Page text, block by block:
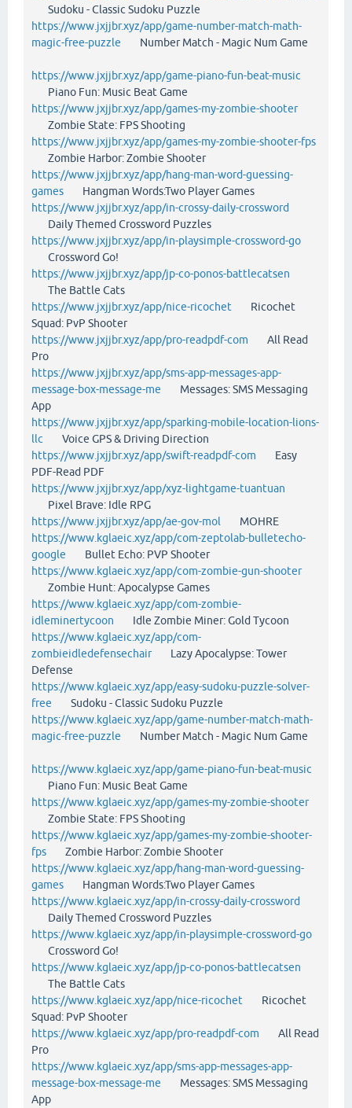
Sudoku - Classic Sudoku Puzzle
https://www.jxjjbr.xyz/app/game-number-match-math-
magic-free-puzzle Number Match - Magic Num Game
https://www.jxjjbr.xyz/app/game-piano-fun-beat-music
Piano Fun: Music Beat Game
https://www.jxjjbr.xyz/app/games-my-zombie-shooter
Zombie State: FPS Shooting
https://www.jxjjbr.xyz/app/games-my-zombie-shooter-fps
Zombie Harbor: Zombie Shooter
https://www.jxjjbr.xyz/app/hang-man-word-guessing-
games Hangman Words:Two Player Games
https://www.jxjjbr.xyz/app/in-crossy-daily-crossword
Daily Themed Crossword Puzzles
https://www.jxjjbr.xyz/app/in-playsimple-crossword-go
Crossword Go!
https://www.jxjjbr.xyz/app/jp-co-ponos-battlecatsen
The Battle Cats
https://www.jxjjbr.xyz/app/nice-ricochet Ricochet
Squad: PvP Shooter
https://www.jxjjbr.xyz/app/pro-readpdf-com All Read
Pro
https://www.jxjjbr.xyz/app/sms-app-messages-app-
message-box-message-me Messages: SMS Messaging
App
https://www.jxjjbr.xyz/app/sparking-mobile-location-lions-
llc Voice GPS & Driving Direction
https://www.jxjjbr.xyz/app/swift-readpdf-com Easy
PDF-Read PDF
https://www.jxjjbr.xyz/app/xyz-lightgame-tuantuan
Pixel Brave: Idle RPG
https://www.jxjjbr.xyz/app/ae-gov-mol MOHRE
https://www.kglaeic.xyz/app/com-zeptolab-bulletecho-
google Bullet Echo: PVP Shooter
https://www.kglaeic.xyz/app/com-zombie-gun-shooter
Zombie Hunt: Apocalypse Games
https://www.kglaeic.xyz/app/com-zombie-
idleminertycoon Idle Zombie Miner: Gold Tycoon
https://www.kglaeic.xyz/app/com-
zombieidledefensechairLazy Apocalypse: Tower
Defense
https://www.kglaeic.xyz/app/easy-sudoku-puzzle-solver-
free Sudoku - Classic Sudoku Puzzle
https://www.kglaeic.xyz/app/game-number-match-math-
magic-free-puzzle Number Match - Magic Num Game
https://www.kglaeic.xyz/app/game-piano-fun-beat-music
Piano Fun: Music Beat Game
https://www.kglaeic.xyz/app/games-my-zombie-shooter
Zombie State: FPS Shooting
https://www.kglaeic.xyz/app/games-my-zombie-shooter-
fps Zombie Harbor: Zombie Shooter
https://www.kglaeic.xyz/app/hang-man-word-guessing-
games Hangman Words:Two Player Games
https://www.kglaeic.xyz/app/in-crossy-daily-crossword
Daily Themed Crossword Puzzles
https://www.kglaeic.xyz/app/in-playsimple-crossword-go
Crossword Go!
https://www.kglaeic.xyz/app/jp-co-ponos-battlecatsen
The Battle Cats
https://www.kglaeic.xyz/app/nice-ricochet Ricochet
Squad: PvP Shooter
https://www.kglaeic.xyz/app/pro-readpdf-com All Read
Pro
https://www.kglaeic.xyz/app/sms-app-messages-app-
message-box-message-me Messages: SMS Messaging
App